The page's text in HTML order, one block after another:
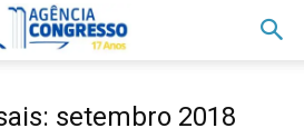
setembro 2018